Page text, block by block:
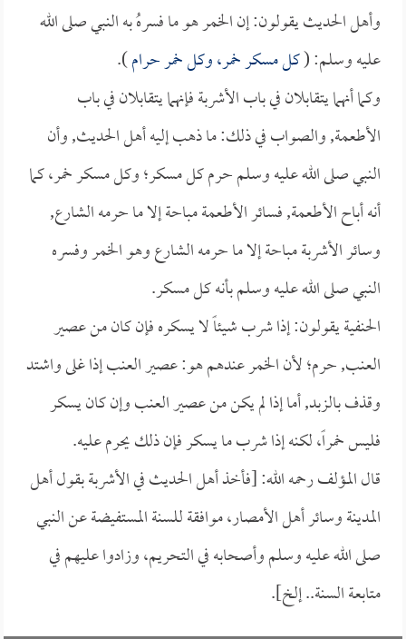
وأهل الحديث يقولون: إن الخمر هو ما فسرهُ به النبي صلى الله
عليه وسلم: (كل مسكر خمر، وكل خمر حرام).
وكما أنهما يتقابلان في باب الأشربة فإنهما يتقابلان في باب
الأطعمة, والصواب في ذلك: ما ذهب إليه أهل الحديث, وأن
النبي صلى الله عليه وسلم حرم كل مسكر؛ وكل مسكر خمر، كما
أنه أباح الأطعمة, فسائر الأطعمة مباحة إلا ما حرمه الشارع,
وسائر الأشربة مباحة إلا ما حرمه الشارع وهو الخمر وفسره
النبي صلى الله عليه وسلم بأنه كل مسكر.
الحنفية يقولون: إذا شرب شيئاً لا يسكره فإن كان من عصير
العنب, حرم؛ لأن الخمر عندهم هو: عصير العنب إذا غلى واشتد
وقذف بالزبد, أما إذا لم يكن من عصير العنب وإن كان يسكر
فليس خمراً، لكنه إذا شرب ما يسكر فإن ذلك يحرم عليه.
قال المؤلف رحمه الله: [فأخذ أهل الحديث في الأشربة بقول أهل
المدينة وسائر أهل الأمصار، موافقة للسنة المستفيضة عن النبي
صلى الله عليه وسلم وأصحابه في التحريم، وزادوا عليهم في
متابعة السنة.. إلخ].